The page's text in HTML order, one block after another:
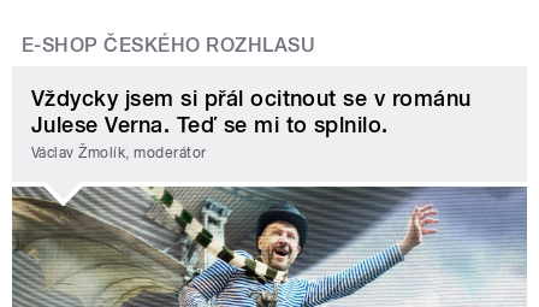
E-SHOP ČESKÉHO ROZHLASU
Vždycky jsem si přál ocitnout se v románu
Julese Verna. Teď se mi to splnilo.
Václav Žmolík, moderátor